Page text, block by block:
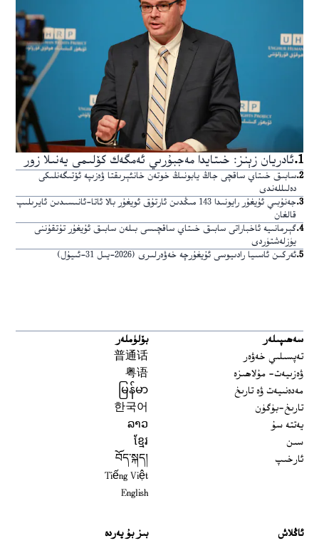
1
.ئادريان زېنز: خىتايدا مەجبۇرىي ئەمگەك كۆلىمى يەنىلا زور
2
.سابىق خىتاي ساقچى جاڭ يابونىڭ خوتەن خانئېرىقتا ۋەزىپە ئۆتىگەنلىكى
دەلىللەندى
3
.
جەنۇبىي ئۇيغۇر رايونىدا 143 مىڭدىن ئارتۇق ئويغۇر بالا ئاتا-ئانىسىدىن ئايرىلىپ
قالغان
4
.گېرمانىيە ئاخباراتى سابىق خىتاي ساقچىسى بىلەن سابىق ئۇيغۇر تۇتقۇننى
يۈزلەشتۈردى
5
.ئەركىن ئاسىيا رادىيوسى ئۇيغۇرچە خەۋەرلىرى (2026-يىل 31-ئىيۇل)
سەھىپىلەر
تەپسىلىي خەۋەر
ۋەزىيەت- مۇلاھىزە
مەدەنىيەت ۋە تارىخ
تارىخ-بۈگۈن
يەتتە سۇ
سىن
ئارخىپ
بۆلۈملەر
普通话
粤语
မြန်မာ
한국어
ລາວ
ខ្មែរ
བོད་སྐད།
Tiếng Việt
English
ئاڭلاش
بىز بۇ يەردە